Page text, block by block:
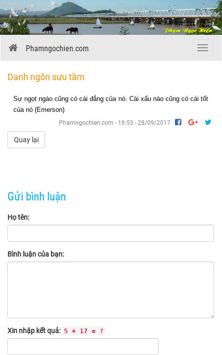
Menu
Phamngochien.com
Danh ngôn sưu tầm
Sự ngọt ngào cũng có cái đắng của nó. Cái xấu nào cũng có cái tốt
của nó (Emerson)
Phamngochien.com - 19:53 - 28/09/2017
Quay lại
Gửi bình luận
Họ tên:
Bình luận của bạn:
Xin nhập kết quả: 5 + 17 = ?